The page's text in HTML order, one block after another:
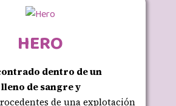
HERO
dentro de un
de sangre y
de una explotación